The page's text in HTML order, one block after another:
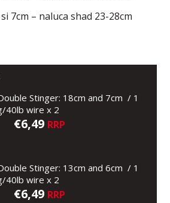
7cm – naluca shad 23-28cm
Stinger: 18cm and 7cm / 1
40lb wire x 2
€6,49 RRP
Stinger: 13cm and 6cm / 1
40lb wire x 2
€6,49 RRP